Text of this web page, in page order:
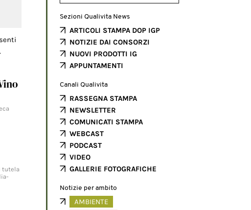
tutela
Sezioni Qualivita News
ARTICOLI STAMPA DOP IGP
NOTIZIE DAI CONSORZI
NUOVI PRODOTTI IG
APPUNTAMENTI
Canali Qualivita
RASSEGNA STAMPA
NEWSLETTER
COMUNICATI STAMPA
WEBCAST
PODCAST
VIDEO
GALLERIE FOTOGRAFICHE
Notizie per ambito
AMBIENTE